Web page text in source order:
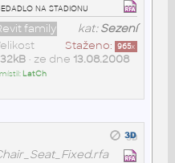
na stadionu
kat:Sezení
family
Staženo: 965x
• ze dne 13.08.2008
LatCh